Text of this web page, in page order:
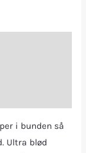
i bunden så
Ultra blød